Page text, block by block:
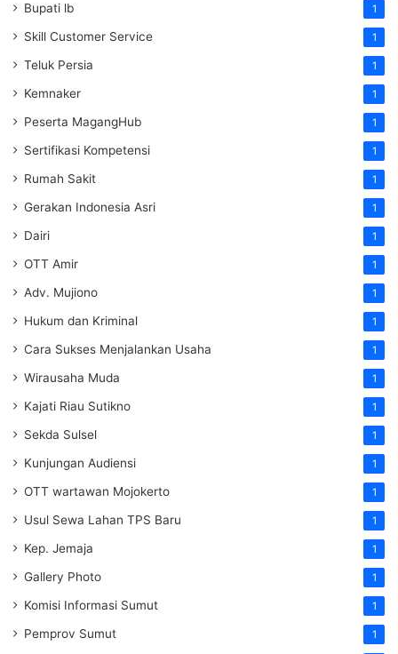
Bupati lb 1
Skill Customer Service 1
Teluk Persia 1
Kemnaker 1
Peserta MagangHub 1
Sertifikasi Kompetensi 1
Rumah Sakit 1
Gerakan Indonesia Asri 1
Dairi 1
OTT Amir 1
Adv. Mujiono 1
Hukum dan Kriminal 1
Cara Sukses Menjalankan Usaha 1
Wirausaha Muda 1
Kajati Riau Sutikno 1
Sekda Sulsel 1
Kunjungan Audiensi 1
OTT wartawan Mojokerto 1
Usul Sewa Lahan TPS Baru 1
Kep. Jemaja 1
Gallery Photo 1
Komisi Informasi Sumut 1
Pemprov Sumut 1